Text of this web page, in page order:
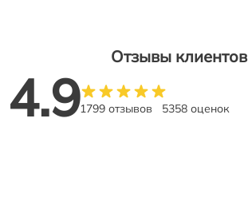
Отзывы клиентов
4.91799 отзывов 5358 оценок